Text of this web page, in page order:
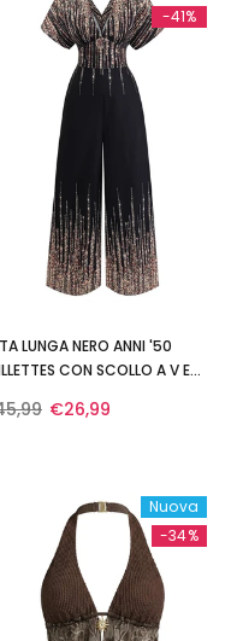
-41%
LUNGA NERO ANNI '50
CON SCOLLO A V E
€26,99
Nuova
-34%